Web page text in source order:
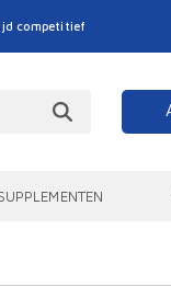
competitief